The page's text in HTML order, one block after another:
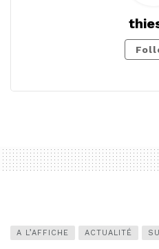
A L’AFFICHE ACTUALITÉ